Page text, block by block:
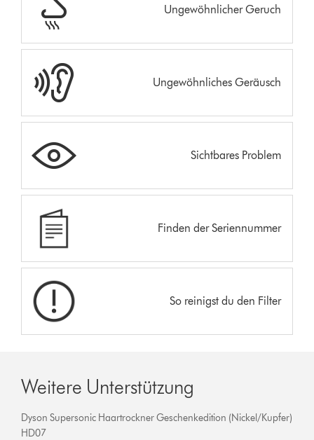
Ungewöhnlicher Geruch
Ungewöhnliches Geräusch
Sichtbares Problem
Finden der Seriennummer
So reinigst du den Filter
Weitere Unterstützung
Dyson Supersonic Haartrockner Geschenkedition (Nickel/Kupfer)
HD07